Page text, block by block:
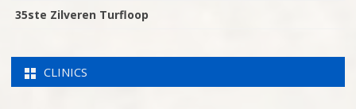
35ste Zilveren Turfloop
CLINICS